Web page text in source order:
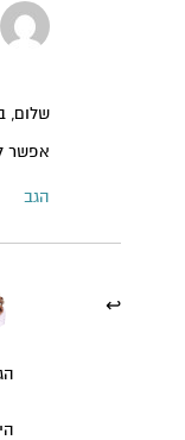
שלום,
אפשר
הגב